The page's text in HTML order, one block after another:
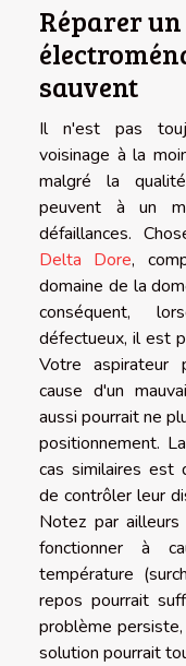
Réparer
sauvent
Il n'est pas
voisinage à la
malgré la
peuvent à un
défaillances.
Delta Dore,
domaine de la
conséquent,
défectueux, il est
Votre aspirateur
cause d'un
aussi pourrait ne
positionnement.
cas similaires est
de contrôler leur
Notez par
fonctionner à
température
repos pourrait
problème
solution pourrait